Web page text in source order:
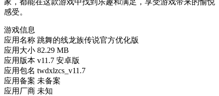
家，都能在这款游戏中找到乐趣和满足，享受游戏带来的愉悦
感受。
游戏信息
应用名称 跳舞的线龙族传说官方优化版
应用大小 82.29 MB
应用版本 v11.7 安卓版
应用包名 twdxlzcs_v11.7
应用备案 未备案
应用厂商 未知